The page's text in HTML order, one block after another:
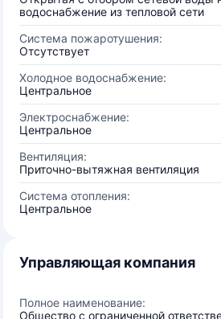
водоснабжение из тепловой сети
Система пожаротушения:
Отсутствует
Холодное водоснабжение:
Центральное
Электроснабжение:
Центральное
Вентиляция:
Приточно-вытяжная вентиляция
Система отопления:
Центральное
Управляющая компания
Полное наименование:
Общество с ограниченной